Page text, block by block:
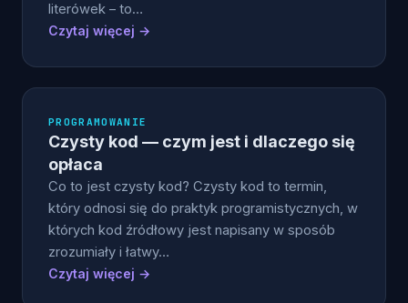
literówek – to…
Czytaj więcej →
PROGRAMOWANIE
Czysty kod — czym jest i dlaczego się
opłaca
Co to jest czysty kod? Czysty kod to termin,
który odnosi się do praktyk programistycznych, w
których kod źródłowy jest napisany w sposób
zrozumiały i łatwy…
Czytaj więcej →